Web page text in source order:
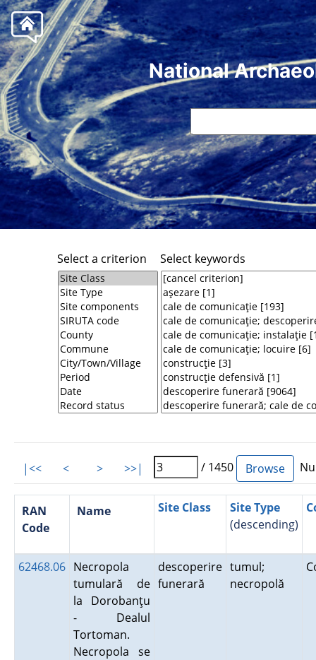
National
Select a criterion Select keywords
|<< < > >>| / 1450
RAN
Code
Name Site Class
Site Type
(descending)
62468.06 Necropola
tumulară de
la Dorobanţu
- Dealul
Tortoman.
Necropola se
descoperire
funerară
tumul;
necropolă